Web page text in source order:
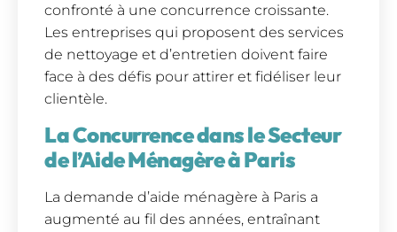
confronté à une concurrence croissante.
Les entreprises qui proposent des services
de nettoyage et d’entretien doivent faire
face à des défis pour attirer et fidéliser leur
clientèle.
La Concurrence dans le Secteur
de l’Aide Ménagère à Paris
La demande d’aide ménagère à Paris a
augmenté au fil des années, entraînant